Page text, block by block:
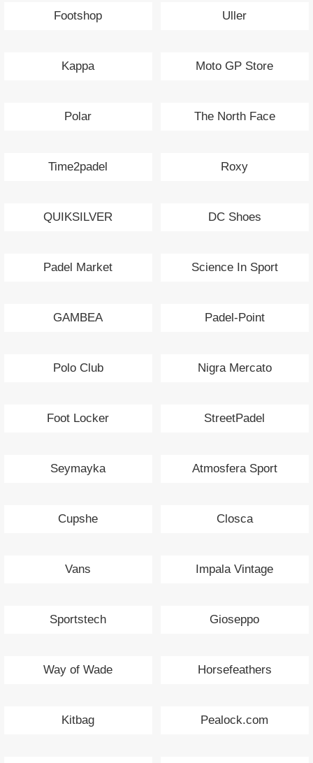
Footshop Uller
Kappa Moto GP Store
Polar The North Face
Time2padel Roxy
QUIKSILVER DC Shoes
Padel Market Science In Sport
GAMBEA Padel-Point
Polo Club Nigra Mercato
Foot Locker StreetPadel
Seymayka Atmosfera Sport
Cupshe Closca
Vans Impala Vintage
Sportstech Gioseppo
Way of Wade Horsefeathers
Kitbag Pealock.com